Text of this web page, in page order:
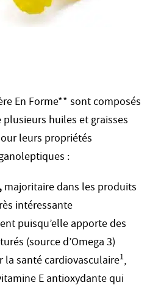
En Forme** sont composés
plusieurs huiles et graisses
leurs propriétés
:
majoritaire dans les produits
intéressante
puisqu’elle apporte des
(source d’Omega 3)
la santé cardiovasculaire1,
E antioxydante qui